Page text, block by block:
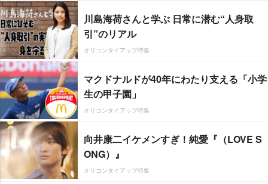
川島海荷さんと学ぶ 日常に潜む“人身取
引”のリアル
オリコンタイアップ特集
マクドナルドが40年にわたり支える「小学
生の甲子園」
オリコンタイアップ特集
向井康二イケメンすぎ！純愛『（LOVE S
ONG）』
オリコンタイアップ特集